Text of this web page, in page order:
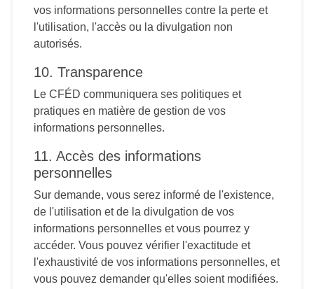
vos informations personnelles contre la perte et
l'utilisation, l'accès ou la divulgation non
autorisés.
10. Transparence
Le CFÉD communiquera ses politiques et
pratiques en matière de gestion de vos
informations personnelles.
11. Accès des informations
personnelles
Sur demande, vous serez informé de l'existence,
de l'utilisation et de la divulgation de vos
informations personnelles et vous pourrez y
accéder. Vous pouvez vérifier l'exactitude et
l'exhaustivité de vos informations personnelles, et
vous pouvez demander qu'elles soient modifiées.